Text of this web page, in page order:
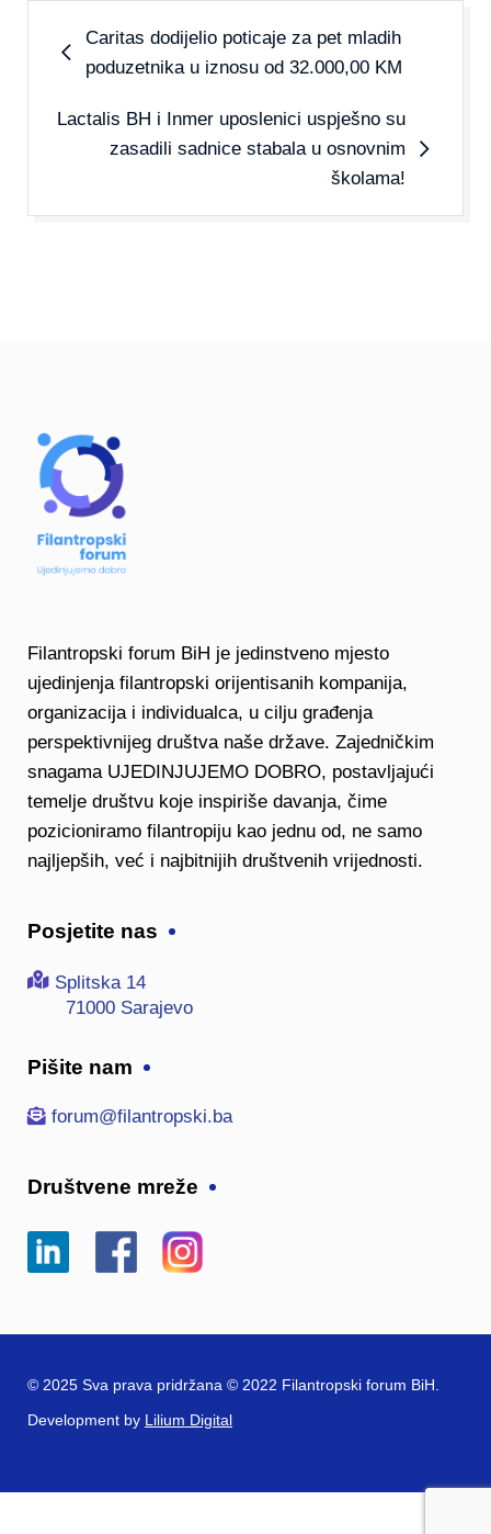
Caritas dodijelio poticaje za pet mladih
poduzetnika u iznosu od 32.000,00 KM
Lactalis BH i Inmer uposlenici uspješno su
zasadili sadnice stabala u osnovnim
školama!
Filantropski forum BiH je jedinstveno mjesto
ujedinjenja filantropski orijentisanih kompanija,
organizacija i individualca, u cilju građenja
perspektivnijeg društva naše države. Zajedničkim
snagama UJEDINJUJEMO DOBRO, postavljajući
temelje društvu koje inspiriše davanja, čime
pozicioniramo filantropiju kao jednu od, ne samo
najljepših, već i najbitnijih društvenih vrijednosti.
Posjetite nas
Splitska 14
71000 Sarajevo
Pišite nam
forum@filantropski.ba
Društvene mreže
© 2025 Sva prava pridržana © 2022 Filantropski forum BiH.
Development by Lilium Digital